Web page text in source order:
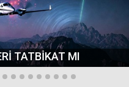
TATBİKAT MI